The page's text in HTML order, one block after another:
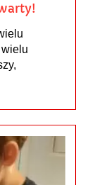
wielu